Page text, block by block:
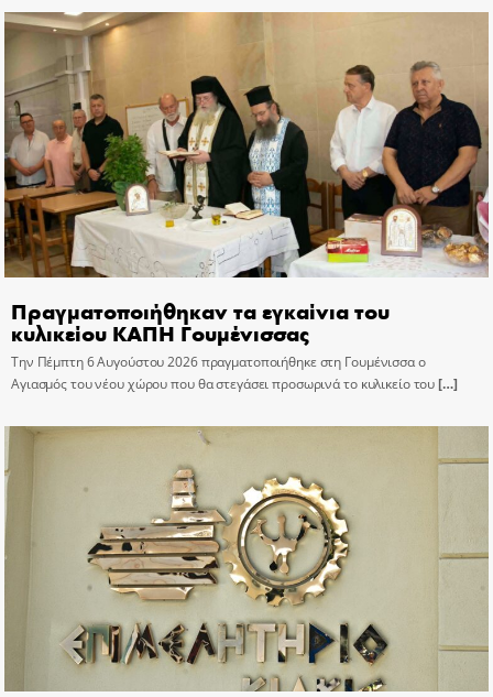
Πραγματοποιήθηκαν τα εγκαίνια του
κυλικείου ΚΑΠΗ Γουμένισσας
Την Πέμπτη 6 Αυγούστου 2026 πραγματοποιήθηκε στη Γουμένισσα ο
Αγιασμός του νέου χώρου που θα στεγάσει προσωρινά το κυλικείο του[…]